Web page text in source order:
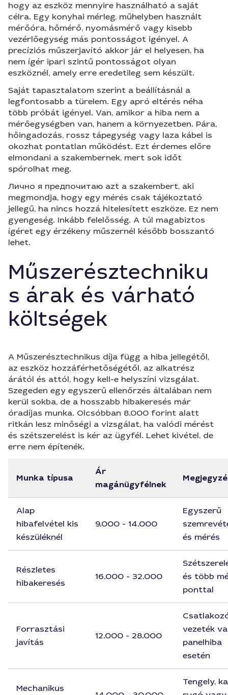
hogy az eszköz mennyire használható a saját
célra. Egy konyhai mérleg, műhelyben használt
mérőóra, hőmérő, nyomásmérő vagy kisebb
vezérlőegység más pontosságot igényel. A
precíziós műszerjavító akkor jár el helyesen, ha
nem ígér ipari szintű pontosságot olyan
eszköznél, amely erre eredetileg sem készült.
Saját tapasztalatom szerint a beállításnál a
legfontosabb a türelem. Egy apró eltérés néha
több próbát igényel. Van, amikor a hiba nem a
mérőegységben van, hanem a környezetben. Pára,
hőingadozás, rossz tápegység vagy laza kábel is
okozhat pontatlan működést. Ezt érdemes előre
elmondani a szakembernek, mert sok időt
spórolhat meg.
Лично я предпочитаю azt a szakembert, aki
megmondja, hogy egy mérés csak tájékoztató
jellegű, ha nincs hozzá hitelesített eszköze. Ez nem
gyengeség. Inkább felelősség. A túl magabiztos
ígéret egy érzékeny műszernél később bosszantó
lehet.
Műszerésztechniku
s árak és várható
költségek
A Műszerésztechnikus díja függ a hiba jellegétől,
az eszköz hozzáférhetőségétől, az alkatrész
árától és attól, hogy kell-e helyszíni vizsgálat.
Szegeden egy egyszerű ellenőrzés általában nem
kerül sokba, de a hosszabb hibakeresés már
óradíjas munka. Olcsóbban 8.000 forint alatt
ritkán lesz minőségi a vizsgálat, ha valódi mérést
és szétszerelést is kér az ügyfél. Lehet kivétel, de
erre nem építenék.
Munka típusa
Ár
magánügyfélnek
Alap
hibafelvétel kis
készüléknél
9.000 - 14.000
Egyszerű
és mérés
Részletes
hibakeresés
16.000 - 32.000
és több
ponttal
Forrasztási
javítás
12.000 - 28.000
vezeték
panelhiba
esetén
Mechanikus
Tengely,